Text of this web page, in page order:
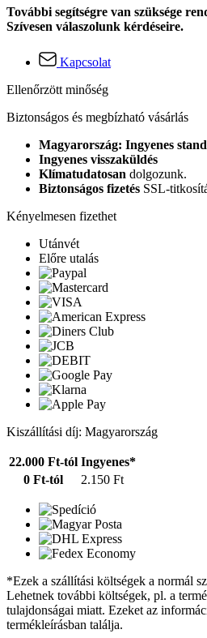
További segítségre van szüksége
Szívesen válaszolunk kérdéseire.
Kapcsolat
Ellenőrzött minőség
Biztonságos és megbízható vásárlás
Magyarország: Ingyenes
Ingyenes visszaküldés
Klímatudatosan dolgozunk.
Biztonságos fizetés SSL-
Kényelmesen fizethet
Utánvét
Előre utalás
Kiszállítási díj: Magyarország
22.000 Ft-tól Ingyenes*
0 Ft-tól
2.150 Ft
*Ezek a szállítási költségek a normál
Lehetnek további költségek, pl. a
tulajdonságai miatt. Ezeket az
termékleírásban találja.